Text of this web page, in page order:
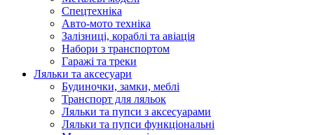
Спецтехніка
Авто-мото техніка
Залізниці, кораблі та авіація
Набори з транспортом
Гаражі та треки
Ляльки та аксесуари
Будиночки, замки, меблі
Транспорт для ляльок
Ляльки та пупси з аксесуарами
Ляльки та пупси функціональні